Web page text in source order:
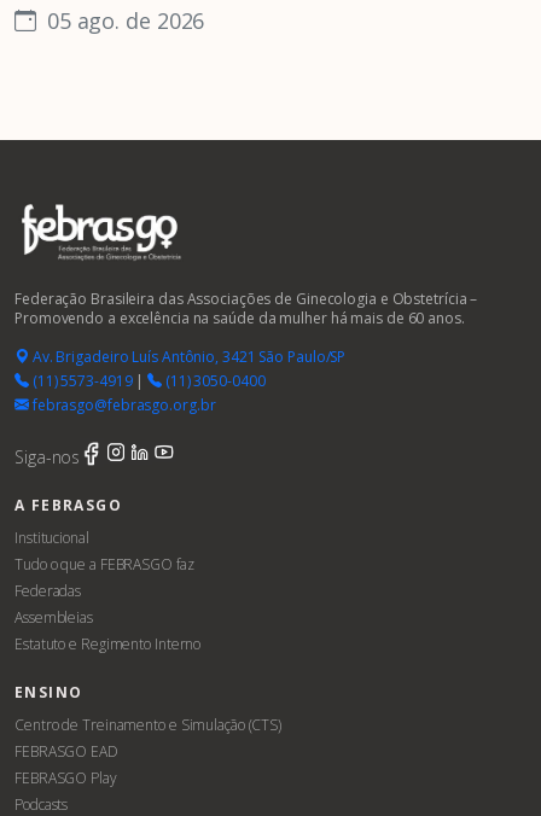
05 ago. de 2026
Federação Brasileira das Associações de Ginecologia e Obstetrícia –
Promovendo a excelência na saúde da mulher há mais de 60 anos.
Av. Brigadeiro Luís Antônio, 3421 São Paulo/SP
(11) 5573-4919|
(11) 3050-0400
febrasgo@febrasgo.org.br
Siga-nos
A FEBRASGO
Institucional
Tudo o que a FEBRASGO faz
Federadas
Assembleias
Estatuto e Regimento Interno
ENSINO
Centro de Treinamento e Simulação (CTS)
FEBRASGO EAD
FEBRASGO Play
Podcasts